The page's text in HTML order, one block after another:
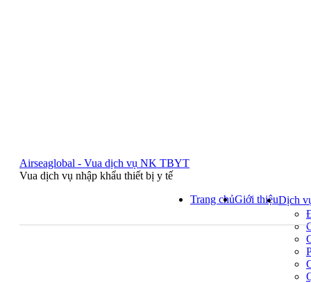
Airseaglobal - Vua dịch vụ NK TBYT
Vua dịch vụ nhập khẩu thiết bị y tế
Trang chủGiới thiệuDịch